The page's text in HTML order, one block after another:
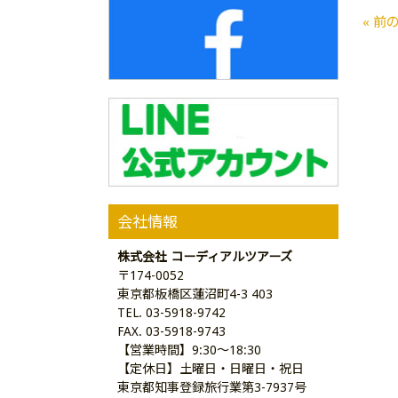
« 前
会社情報
株式会社 コーディアルツアーズ
〒174-0052
東京都板橋区蓮沼町4-3 403
TEL. 03-5918-9742
FAX. 03-5918-9743
【営業時間】9:30～18:30
【定休日】土曜日・日曜日・祝日
東京都知事登録旅行業第3-7937号